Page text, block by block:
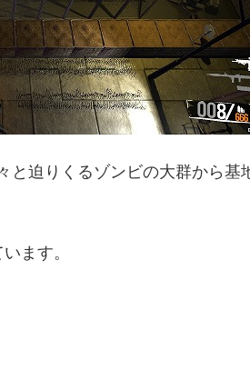
と迫りくるゾンビの大群から基
ます。